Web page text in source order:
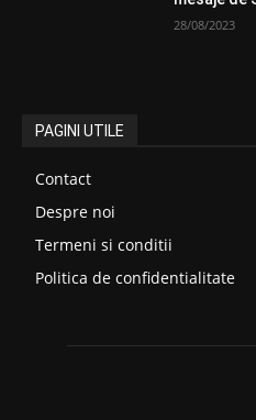
28/08/2023
PAGINI UTILE
Contact
Despre noi
Termeni si conditii
Politica de confidentialitate